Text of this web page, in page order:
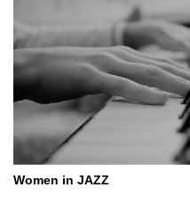
Women in JAZZ